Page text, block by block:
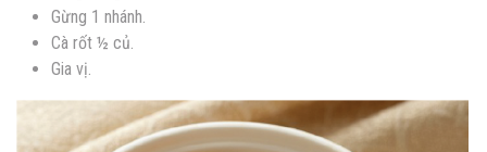
Gừng 1 nhánh.
Cà rốt ½ củ.
Gia vị.